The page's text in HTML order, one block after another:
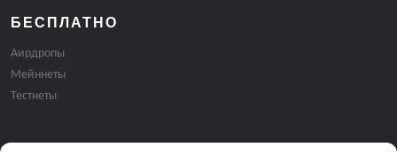
БЕСПЛАТНО
Аирдропы
Мейннеты
Тестнеты